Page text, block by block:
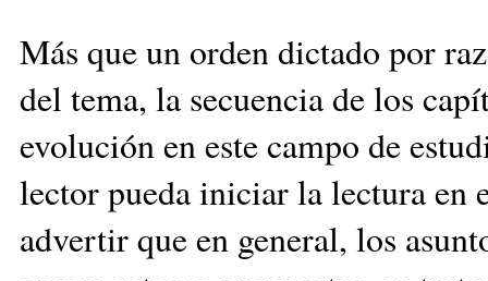
Más que un orden dictado por
del tema, la secuencia de los
evolución en este campo de
lector pueda iniciar la lectura en
advertir que en general, los